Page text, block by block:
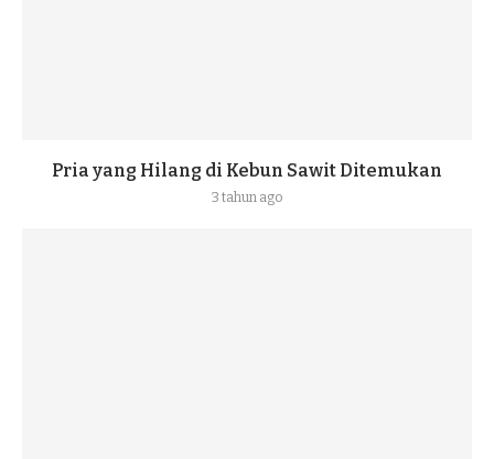
Pria yang Hilang di Kebun Sawit Ditemukan
3 tahun ago